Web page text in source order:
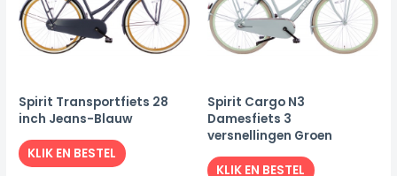
Spirit Transportfiets 28
inch Jeans-Blauw
KLIK EN BESTEL
Spirit Cargo N3
Damesfiets 3
versnellingen Groen
KLIK EN BESTEL